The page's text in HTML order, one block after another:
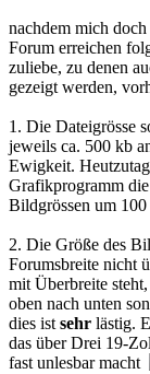
nachdem mich
Forum erreichen
zuliebe, zu denen
gezeigt werden,
1. Die Dateigrösse
jeweils ca. 500 kb
Ewigkeit.
Grafikprogramm
Bildgrössen um
2. Die Größe des
Forumsbreite nicht
mit Überbreite
oben nach unten
dies ist sehr lästig.
das über Drei 19-
fast unlesbar macht